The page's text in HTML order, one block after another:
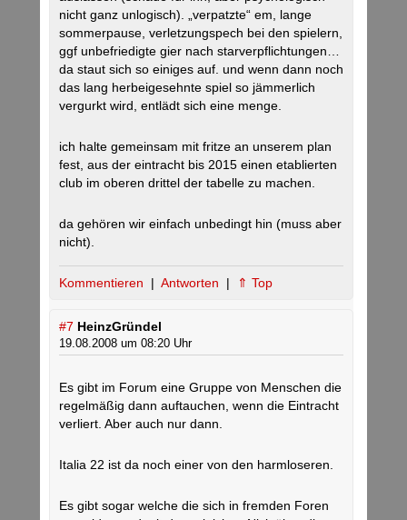
nicht ganz unlogisch). „verpatzte“ em, lange
sommerpause, verletzungspech bei den spielern,
ggf unbefriedigte gier nach starverpflichtungen…
da staut sich so einiges auf. und wenn dann noch
das lang herbeigesehnte spiel so jämmerlich
vergurkt wird, entlädt sich eine menge.
ich halte gemeinsam mit fritze an unserem plan
fest, aus der eintracht bis 2015 einen etablierten
club im oberen drittel der tabelle zu machen.
da gehören wir einfach unbedingt hin (muss aber
nicht).
Kommentieren | Antworten | ⇑ Top
#7 HeinzGründel
19.08.2008 um 08:20 Uhr
Es gibt im Forum eine Gruppe von Menschen die
regelmäßig dann auftauchen, wenn die Eintracht
verliert. Aber auch nur dann.
Italia 22 ist da noch einer von den harmloseren.
Es gibt sogar welche die sich in fremden Foren